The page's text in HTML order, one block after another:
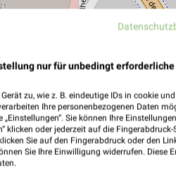
NAVIGATION MIT
nur für unbedingt
zu, wie z. B. eindeutige IDs in cookie
Ihre personenbezogenen Daten
Sie können Ihre
klicken oder jederzeit auf die
Sie auf den Fingerabdruck oder den
Sie Ihre Einwilligung widerrufen. Diese